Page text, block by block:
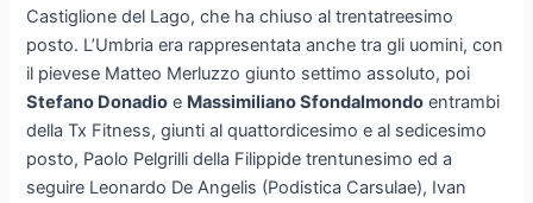
Castiglione del Lago, che ha chiuso al trentatreesimo
posto. L’Umbria era rappresentata anche tra gli uomini, con
il pievese Matteo Merluzzo giunto settimo assoluto, poi
Stefano Donadio e Massimiliano Sfondalmondo entrambi
della Tx Fitness, giunti al quattordicesimo e al sedicesimo
posto, Paolo Pelgrilli della Filippide trentunesimo ed a
seguire Leonardo De Angelis (Podistica Carsulae), Ivan